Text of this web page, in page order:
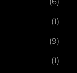
(1)
(9)
(1)